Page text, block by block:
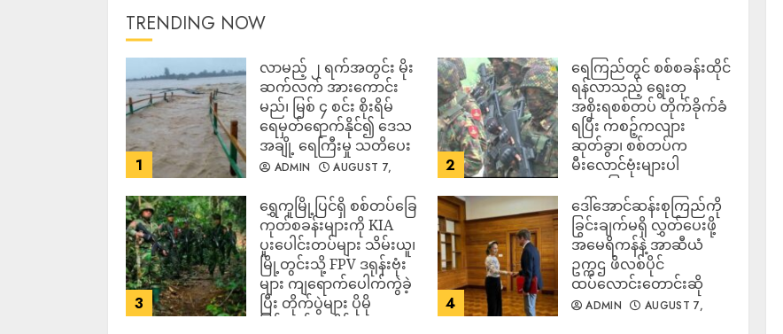
TRENDING NOW
1
လာမည့် ၂ ရက်အတွင်း မိုး
ဆက်လက် အားကောင်း
မည်၊ မြစ် ၄ စင်း စိုးရိမ်
ရေမှတ်ရောက်နိုင်၍ ဒေသ
အချို့ ရေကြီးမှု သတိပေး
ADMIN
AUGUST 7,
2
ရေကြည်တွင် စစ်စခန်းထိုင်
ရန်လာသည့် ရွေးတု
အစိုးရစစ်တပ် တိုက်ခိုက်ခံ
ရပြီး ကစဉ့်ကလျား
ဆုတ်ခွာ၊ စစ်တပ်က
မီးလောင်ဗုံးများပါ
အသုံးပြုလာ
ADMIN
AUGUST 7,
2026
3
‎ရွှေကူမြို့ပြင်ရှိ စစ်တပ်ခြေ
ကုတ်စခန်းများကို KIA
ပူးပေါင်းတပ်များ သိမ်းယူ၊
မြို့တွင်းသို့ FPV ဒရုန်းဗုံး
များ ကျရောက်ပေါက်ကွဲခဲ့
ပြီး တိုက်ပွဲများ ပိုမို
ပြင်းထန်လာနိုင်
4
ဒေါ်အောင်ဆန်းစုကြည်ကို
ခြွင်းချက်မရှိ လွှတ်ပေးဖို့
အမေရိကန်နဲ့ အာဆီယံ
ဥက္ကဌ ဖိလစ်ပိုင်
ထပ်လောင်းတောင်းဆို
ADMIN
AUGUST 7,